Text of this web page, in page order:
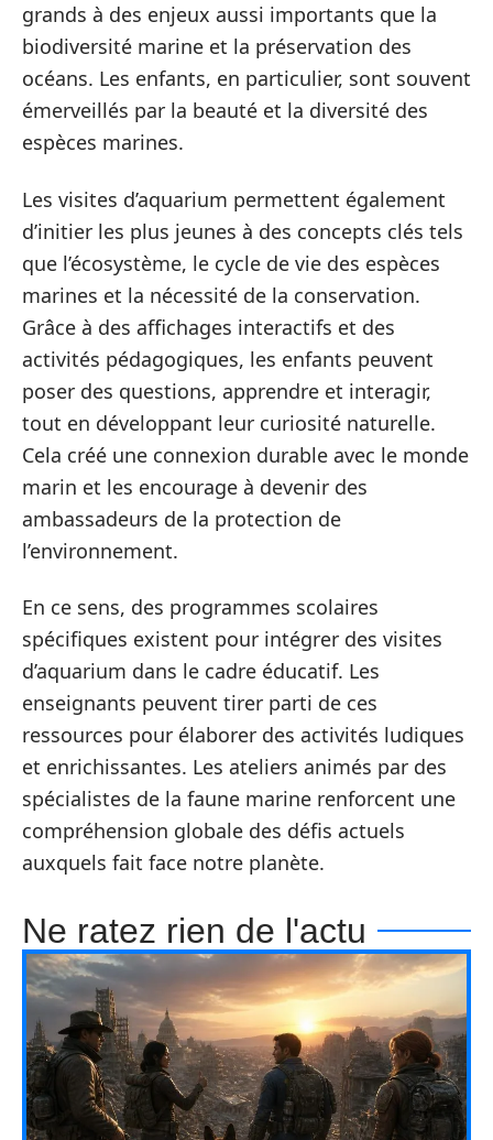
grands à des enjeux aussi importants que la
biodiversité marine et la préservation des
océans. Les enfants, en particulier, sont souvent
émerveillés par la beauté et la diversité des
espèces marines.
Les visites d’aquarium permettent également
d’initier les plus jeunes à des concepts clés tels
que l’écosystème, le cycle de vie des espèces
marines et la nécessité de la conservation.
Grâce à des affichages interactifs et des
activités pédagogiques, les enfants peuvent
poser des questions, apprendre et interagir,
tout en développant leur curiosité naturelle.
Cela créé une connexion durable avec le monde
marin et les encourage à devenir des
ambassadeurs de la protection de
l’environnement.
En ce sens, des programmes scolaires
spécifiques existent pour intégrer des visites
d’aquarium dans le cadre éducatif. Les
enseignants peuvent tirer parti de ces
ressources pour élaborer des activités ludiques
et enrichissantes. Les ateliers animés par des
spécialistes de la faune marine renforcent une
compréhension globale des défis actuels
auxquels fait face notre planète.
Ne ratez rien de l'actu